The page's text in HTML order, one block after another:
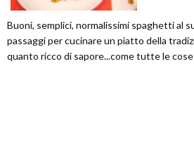
Buoni, semplici, normalissimi spaghetti al
passaggi per cucinare un piatto della
quanto ricco di sapore...come tutte le